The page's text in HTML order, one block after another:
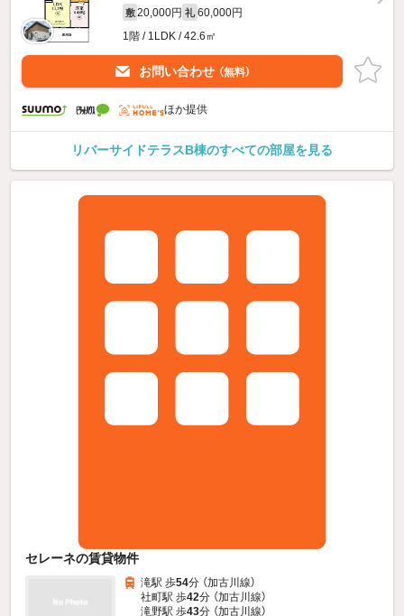
敷 20,000円 礼 60,000円
1階 / 1LDK / 42.6㎡
お問い合わせ （無料）
ほか提供
リバーサイドテラスB棟のすべての部屋を見る
セレーネの賃貸物件
滝駅 歩54分 （加古川線）
社町駅 歩42分 （加古川線）
滝野駅 歩43分 （加古川線）